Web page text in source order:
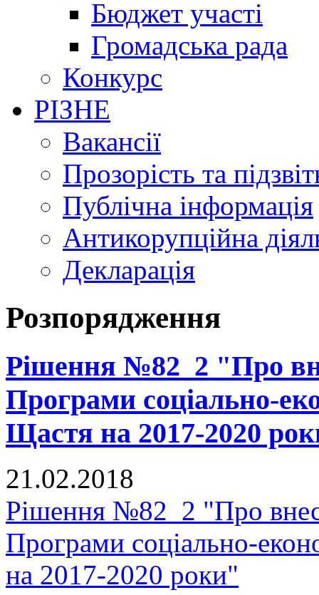
Бюджет участі
Громадська рада
Конкурс
РІЗНЕ
Вакансії
Прозорість та
Публічна інформація
Антикорупційна
Декларація
Розпорядження
Рішення №82_2 "Про
Програми соціально-
Щастя на 2017-2020
21.02.2018
Рішення №82_2 "Про
Програми соціально-
на 2017-2020 роки"